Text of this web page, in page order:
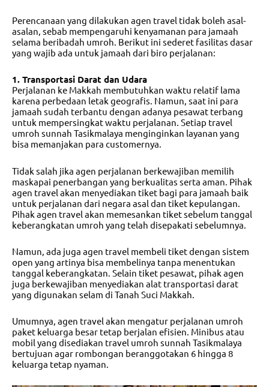
Perencanaan yang dilakukan agen travel tidak boleh asal-
asalan, sebab mempengaruhi kenyamanan para jamaah
selama beribadah umroh. Berikut ini sederet fasilitas dasar
yang wajib ada untuk jamaah dari biro perjalanan:
1. Transportasi Darat dan Udara
Perjalanan ke Makkah membutuhkan waktu relatif lama
karena perbedaan letak geografis. Namun, saat ini para
jamaah sudah terbantu dengan adanya pesawat terbang
untuk mempersingkat waktu perjalanan. Setiap travel
umroh sunnah Tasikmalaya menginginkan layanan yang
bisa memanjakan para customernya.
Tidak salah jika agen perjalanan berkewajiban memilih
maskapai penerbangan yang berkualitas serta aman. Pihak
agen travel akan menyediakan tiket bagi para jamaah baik
untuk perjalanan dari negara asal dan tiket kepulangan.
Pihak agen travel akan memesankan tiket sebelum tanggal
keberangkatan umroh yang telah disepakati sebelumnya.
Namun, ada juga agen travel membeli tiket dengan sistem
open yang artinya bisa membelinya tanpa menentukan
tanggal keberangkatan. Selain tiket pesawat, pihak agen
juga berkewajiban menyediakan alat transportasi darat
yang digunakan selam di Tanah Suci Makkah.
Umumnya, agen travel akan mengatur perjalanan umroh
paket keluarga besar tetap berjalan efisien. Minibus atau
mobil yang disediakan travel umroh sunnah Tasikmalaya
bertujuan agar rombongan beranggotakan 6 hingga 8
keluarga tetap nyaman.